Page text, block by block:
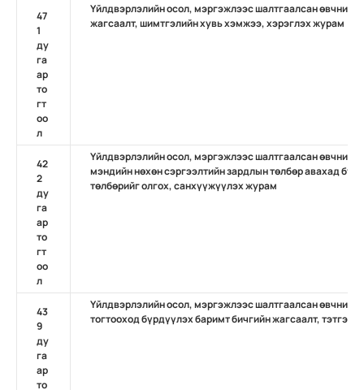
47
1
ду
га
ар
то
гт
оо
л
Үйлдвэрлэлийн осол, мэргэжлээс шалтгаалсан өвчний
жагсаалт, шимтгэлийн хувь хэмжээ, хэрэглэх журам
42
2
ду
га
ар
то
гт
оо
л
Үйлдвэрлэлийн осол, мэргэжлээс шалтгаалсан өвчний
мэндийн нөхөн сэргээлтийн зардлын төлбөр авахад
төлбөрийг олгох, санхүүжүүлэх журам
43
9
ду
га
ар
то
Үйлдвэрлэлийн осол, мэргэжлээс шалтгаалсан өвчний
тогтооход бүрдүүлэх баримт бичгийн жагсаалт,